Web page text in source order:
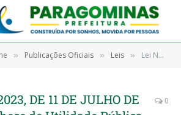
» Publicações Oficiais » Leis » Lei Nº 1122/2023, DE 11 DE JULHO DE 2023 (Reconhece de Utilidade Pública a Associação Esporte Clube Amigos do J. A de Paragominas, e dá outras providências)
DE 11 DE JULHO DE
0